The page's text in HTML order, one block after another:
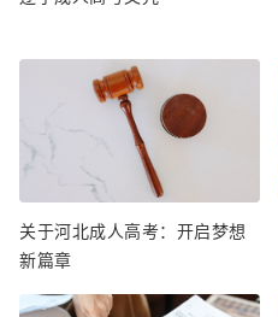
关于河北成人高考：开启梦想
新篇章